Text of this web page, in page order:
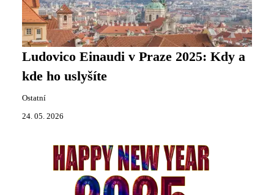
Ludovico Einaudi v Praze 2025: Kdy a
kde ho uslyšíte
Ostatní
24. 05. 2026